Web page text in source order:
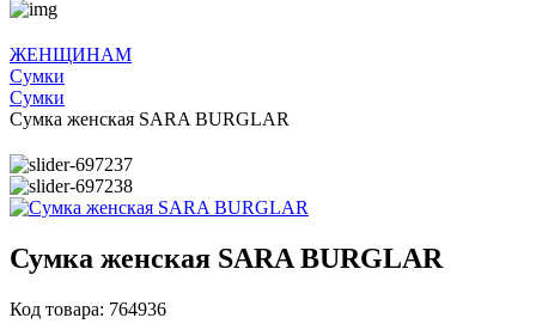
ЖЕНЩИНАМ
Сумки
Сумки
Сумка женская SARA BURGLAR
Сумка женская SARA BURGLAR
Код товара: 764936